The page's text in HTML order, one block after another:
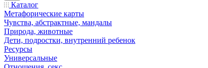
Каталог
Mетафорические карты
Чувства, абстрактные, мандалы
Природа, животные
Дети, подростки, внутренний ребенок
Ресурсы
Универсальные